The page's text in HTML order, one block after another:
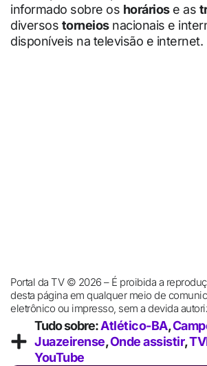
informado sobre os horáriose as
diversos torneiosnacionais e
disponíveis na televisão e internet.
Portal da TV © 2026 – É proibida a
desta página em qualquer meio de
eletrônico ou impresso, sem a devida
Tudo sobre:Atlético-BA,
Juazeirense,Onde assistir,
YouTube